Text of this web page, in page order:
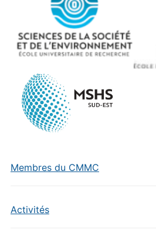
Membres du CMMC
Activités